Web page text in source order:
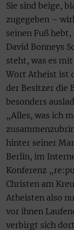
Sie sind beige,
zugegeben –
seinen Fuß
David Bonneys
steht, was es
Wort Atheist ist
der Besitzer die
besonders
„Alles, was ich
hinter seiner
Berlin, im
Konferenz
Christen am
Atheisten also
vor ihnen
verbirgt sich